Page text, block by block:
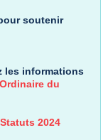
soutenir
les informations
du
Statuts 2024